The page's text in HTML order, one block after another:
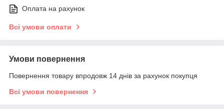
Оплата на рахунок
Всі умови оплати
Умови повернення
Повернення товару впродовж 14 днів за рахунок покупця
Всі умови повернення